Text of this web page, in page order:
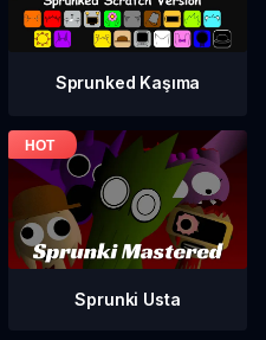
Sprunked Kaşıma
Sprunki Usta